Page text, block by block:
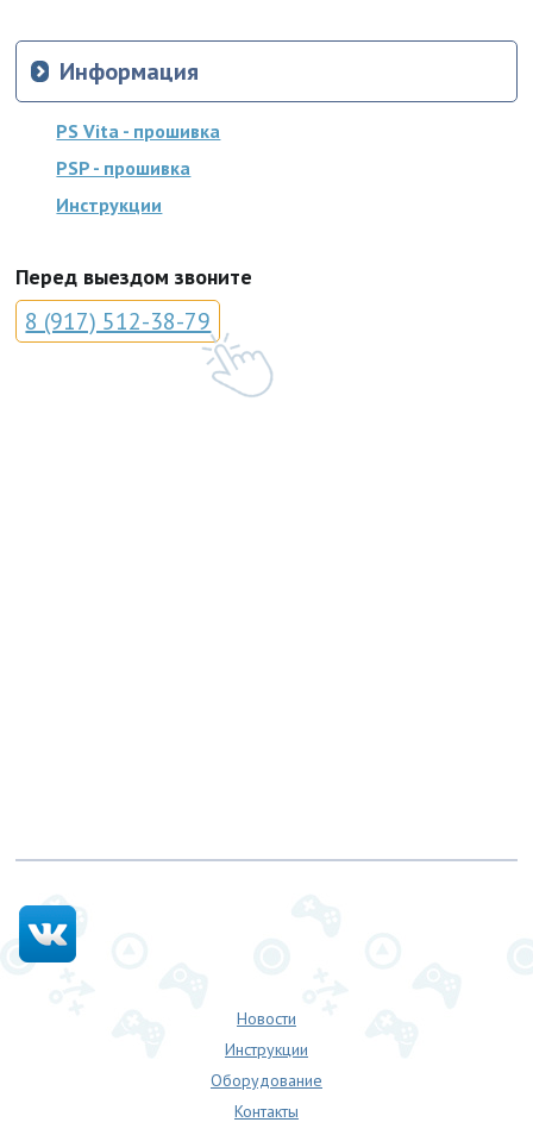
Информация
PS Vita - прошивка
PSP - прошивка
Инструкции
Перед выездом звоните
8 (917) 512-38-79
Новости
Инструкции
Оборудование
Контакты